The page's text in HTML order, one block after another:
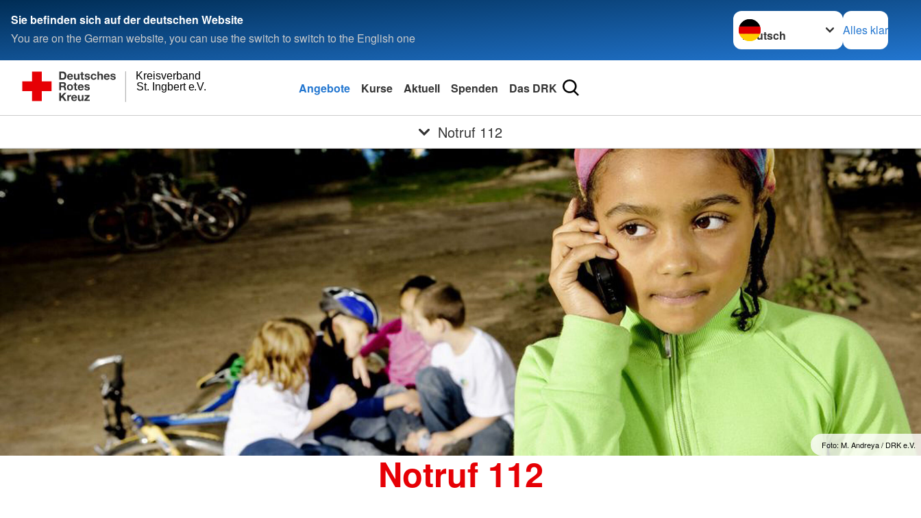
Sie befinden sich auf der deutschen Website
You are on the German website, you can use the switch to switch to the English one
Sprache wechseln zu
Alles klar
St. Ingbert e.V.
Kreisverband
Angebote Kurse Aktuell Spenden Das DRK
Notruf 112
Foto: M. Andreya / DRK e.V.
Notruf 112